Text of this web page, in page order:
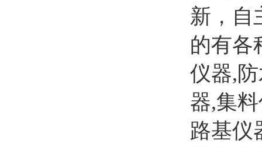
新，自
的有各
仪器,
器,集
路基仪